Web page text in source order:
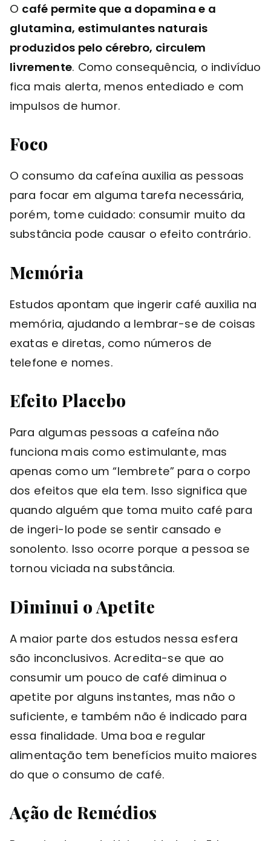
O café permite que a dopamina e a
glutamina, estimulantes naturais
produzidos pelo cérebro, circulem
livremente. Como consequência, o indivíduo
fica mais alerta, menos entediado e com
impulsos de humor.
Foco
O consumo da cafeína auxilia as pessoas
para focar em alguma tarefa necessária,
porém, tome cuidado: consumir muito da
substância pode causar o efeito contrário.
Memória
Estudos apontam que ingerir café auxilia na
memória, ajudando a lembrar-se de coisas
exatas e diretas, como números de
telefone e nomes.
Efeito Placebo
Para algumas pessoas a cafeína não
funciona mais como estimulante, mas
apenas como um “lembrete” para o corpo
dos efeitos que ela tem. Isso significa que
quando alguém que toma muito café para
de ingeri-lo pode se sentir cansado e
sonolento. Isso ocorre porque a pessoa se
tornou viciada na substância.
Diminui o Apetite
A maior parte dos estudos nessa esfera
são inconclusivos. Acredita-se que ao
consumir um pouco de café diminua o
apetite por alguns instantes, mas não o
suficiente, e também não é indicado para
essa finalidade. Uma boa e regular
alimentação tem benefícios muito maiores
do que o consumo de café.
Ação de Remédios